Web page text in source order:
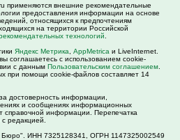
применяются внешние рекомендательные
предоставления информации на основе
относящихся к предпочтениям
на территории Российской
технологий
Яндекс Метрика AppMetrica и LiveInternet.
соглашаетесь с использованием cookie-
с данным Пользовательским соглашением
при помощи cookie-файлов составляет 14
достоверность информации,
и сообщениях информационных
справочной информации. Перепечатка
редакцией.
ИНН 7325128341, ОГРН 1147325002549